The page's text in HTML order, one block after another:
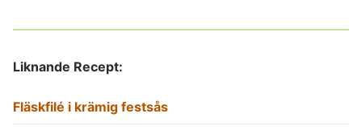
Liknande Recept:
Fläskfilé i krämig festsås